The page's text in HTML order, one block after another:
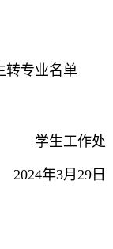
转专业名单
学生工作处
2024年3月29日